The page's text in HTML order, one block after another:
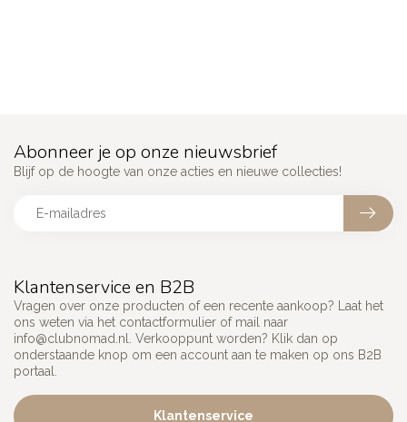
Klantenservice en B2B
Vragen over onze producten of een recente aankoop? Laat het
ons weten via het contactformulier of mail naar
info@clubnomad.nl
. Verkooppunt worden? Klik dan op
onderstaande knop om een account aan te maken op ons B2B
portaal.
Klantenservice
Abonneer je op onze nieuwsbrief
Blijf op de hoogte van onze acties en nieuwe collecties!